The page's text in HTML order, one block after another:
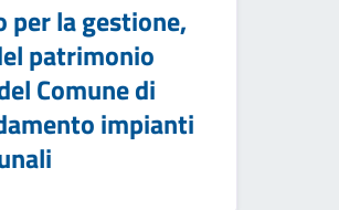
per la gestione,
patrimonio
Comune di
impianti